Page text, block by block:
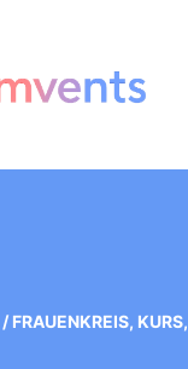
/ FRAUENKREIS, KURS,